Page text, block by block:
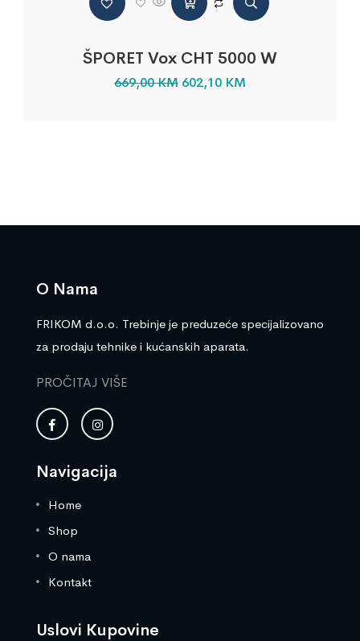
ŠPORET Vox CHT 5000 W
669,00KM 602,10 KM
O Nama
FRIKOM d.o.o. Trebinje je preduzeće specijalizovano
za prodaju tehnike i kućanskih aparata.
PROČITAJ VIŠE
Navigacija
Home
Shop
O nama
Kontakt
Uslovi Kupovine